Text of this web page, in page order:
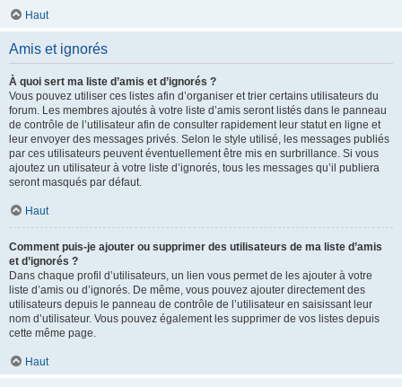
Haut
Amis et ignorés
À quoi sert ma liste d’amis et d’ignorés ?
Vous pouvez utiliser ces listes afin d’organiser et trier certains utilisateurs du
forum. Les membres ajoutés à votre liste d’amis seront listés dans le panneau
de contrôle de l’utilisateur afin de consulter rapidement leur statut en ligne et
leur envoyer des messages privés. Selon le style utilisé, les messages publiés
par ces utilisateurs peuvent éventuellement être mis en surbrillance. Si vous
ajoutez un utilisateur à votre liste d’ignorés, tous les messages qu’il publiera
seront masqués par défaut.
Haut
Comment puis-je ajouter ou supprimer des utilisateurs de ma liste d’amis
et d’ignorés ?
Dans chaque profil d’utilisateurs, un lien vous permet de les ajouter à votre
liste d’amis ou d’ignorés. De même, vous pouvez ajouter directement des
utilisateurs depuis le panneau de contrôle de l’utilisateur en saisissant leur
nom d’utilisateur. Vous pouvez également les supprimer de vos listes depuis
cette même page.
Haut